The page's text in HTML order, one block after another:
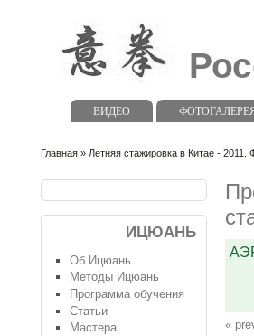
ВИДЕО
Главная » Летняя стажировка в Китае - 2011.
«
ИЦЮАНЬ
Об Ицюань
Методы Ицюань
Программа обучения
Статьи
Мастера